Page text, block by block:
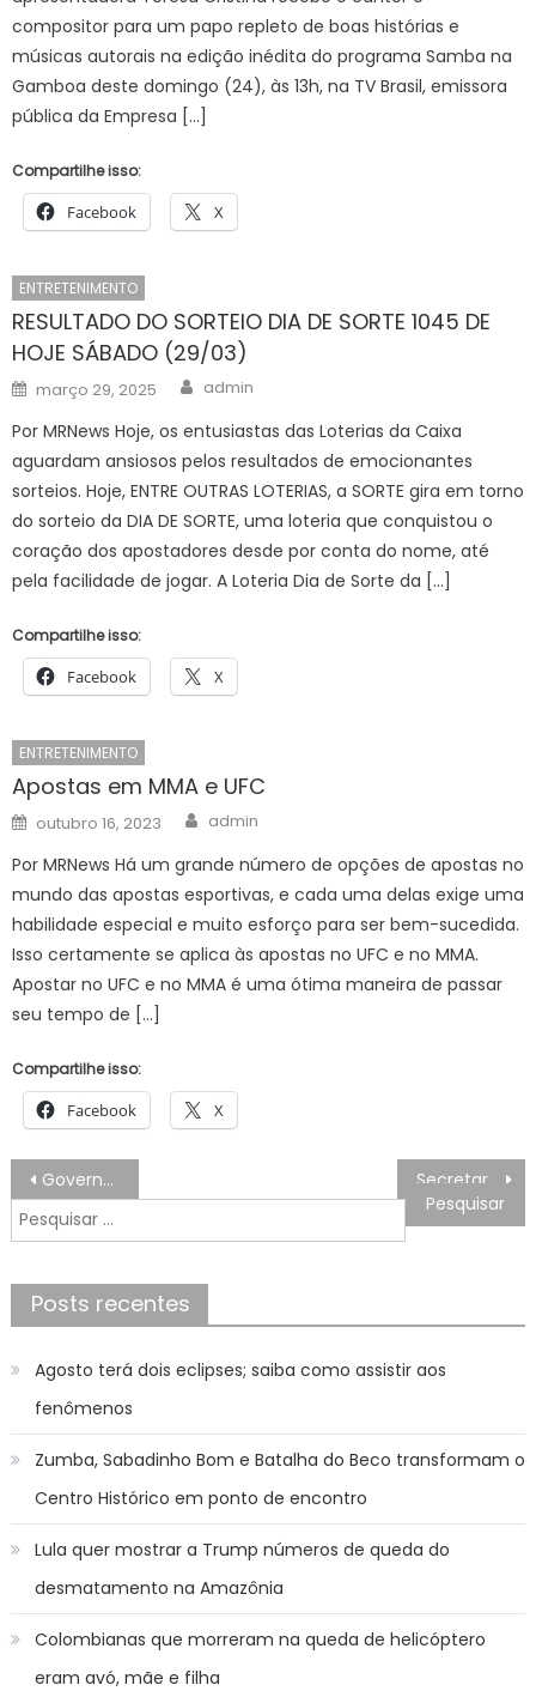
compositor para um papo repleto de boas histórias e
músicas autorais na edição inédita do programa Samba na
Gamboa deste domingo (24), às 13h, na TV Brasil, emissora
pública da Empresa […]
Compartilhe isso:
Facebook X
ENTRETENIMENTO
RESULTADO DO SORTEIO DIA DE SORTE 1045 DE
HOJE SÁBADO (29/03)
Posted
on
março 29, 2025 Author
admin
Por MRNews Hoje, os entusiastas das Loterias da Caixa
aguardam ansiosos pelos resultados de emocionantes
sorteios. Hoje, ENTRE OUTRAS LOTERIAS, a SORTE gira em torno
do sorteio da DIA DE SORTE, uma loteria que conquistou o
coração dos apostadores desde por conta do nome, até
pela facilidade de jogar. A Loteria Dia de Sorte da […]
Compartilhe isso:
Facebook X
ENTRETENIMENTO
Apostas em MMA e UFC
Posted
on
outubro 16, 2023 Author
admin
Por MRNews Há um grande número de opções de apostas no
mundo das apostas esportivas, e cada uma delas exige uma
habilidade especial e muito esforço para ser bem-sucedida.
Isso certamente se aplica às apostas no UFC e no MMA.
Apostar no UFC e no MMA é uma ótima maneira de passar
seu tempo de […]
Compartilhe isso:
Facebook X
Navegação
de
Post
Governador Jorginho Mello participa da posse da nova presidência do TRE-SC
Secretaria da Educação promove vivências formativas com diretores e vice-diretores da rede municipal
Pesquisar
por:
Posts recentes
Agosto terá dois eclipses; saiba como assistir aos
fenômenos
Zumba, Sabadinho Bom e Batalha do Beco transformam o
Centro Histórico em ponto de encontro
Lula quer mostrar a Trump números de queda do
desmatamento na Amazônia
Colombianas que morreram na queda de helicóptero
eram avó, mãe e filha